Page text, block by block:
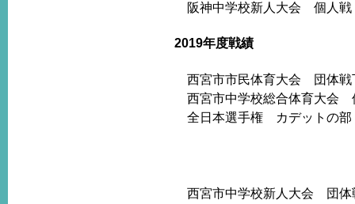
阪神中学校新人大会 個人
2019年度戦績
西宮市市民体育大会 団体
西宮市中学校総合体育大会
全日本選手権 カデットの
西宮市中学校新人大会 団